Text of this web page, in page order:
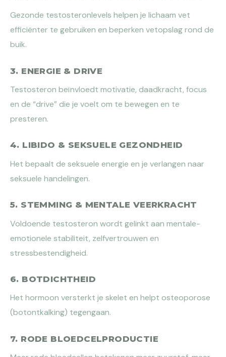
Gezonde testosteronlevels helpen je lichaam vet
efficiënter te gebruiken en beperken vetopslag rond de
buik.
3. ENERGIE & DRIVE
Testosteron beïnvloedt motivatie, daadkracht, focus
en de “drive” die je voelt om te bewegen en te
presteren.
4. LIBIDO & SEKSUELE GEZONDHEID
Het bepaalt de seksuele energie en je verlangen naar
seksuele handelingen.
5. STEMMING & MENTALE VEERKRACHT
Voldoende testosteron wordt gelinkt aan mentale-
emotionele stabiliteit, zelfvertrouwen en
stressbestendigheid.
6. BOTDICHTHEID
Het hormoon versterkt je skelet en helpt osteoporose
(botontkalking) tegengaan.
7. RODE BLOEDCELPRODUCTIE